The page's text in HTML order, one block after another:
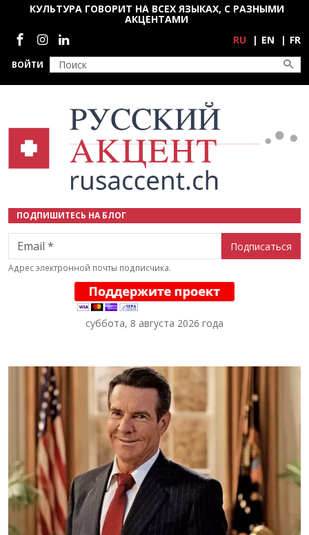
Перейти к основному содержанию
ВОЙТИ
КУЛЬТУРА ГОВОРИТ НА ВСЕХ ЯЗЫКАХ, С РАЗНЫМИ
АКЦЕНТАМИ
Социальные сети
RU EN FR
ПОДПИШИТЕСЬ НА БЛОГ
Email
Адрес электронной почты подписчика.
суббота, 8 августа 2026 года